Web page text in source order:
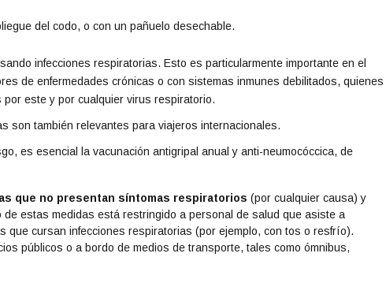
del codo, o con un pañuelo desechable.
infecciones respiratorias. Esto es particularmente importante en el
de enfermedades crónicas o con sistemas inmunes debilitados, quienes
este y por cualquier virus respiratorio.
son también relevantes para viajeros internacionales.
es esencial la vacunación antigripal anual y anti-neumocóccica, de
que no presentan síntomas respiratorios (por cualquier causa) y
estas medidas está restringido a personal de salud que asiste a
cursan infecciones respiratorias (por ejemplo, con tos o resfrío).
públicos o a bordo de medios de transporte, tales como ómnibus,